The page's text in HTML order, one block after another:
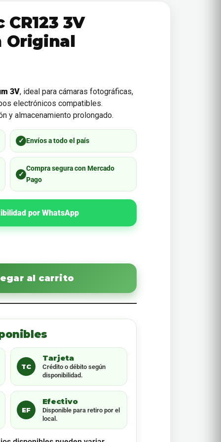
3V
Original
3V, ideal para cámaras fotográficas,
electrónicos compatibles.
y almacenamiento prolongado.
✓ Envíos a todo el país
✓
Compra segura con Mercado
Pago
por WhatsApp
al carrito
TC
Tarjeta
Crédito o débito según
disponibilidad.
EF
Efectivo
Disponible para retiro por el
local.